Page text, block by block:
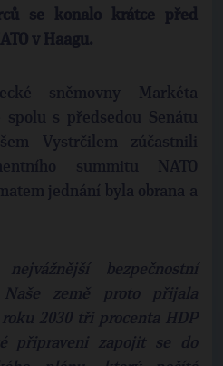
se konalo krátce před
v Haagu.
sněmovny Markéta
spolu s předsedou Senátu
Vystrčilem zúčastnili
summitu NATO
jednání byla obrana a
bezpečnostní
země proto přijala
2030 tři procenta HDP
připraveni zapojit se do